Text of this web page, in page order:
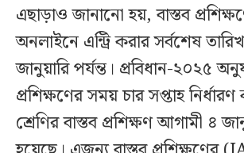
এছাড়াও জানানো হয়, বাস্তব
অনলাইনে এন্ট্রি করার সর্বশেষ
জানুয়ারি পর্যন্ত। প্রবিধান-২০২৫
প্রশিক্ষণের সময় চার সপ্তাহ
শ্রেণির বাস্তব প্রশিক্ষণ আগামী ৪